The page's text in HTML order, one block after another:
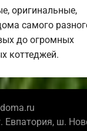
оригинальные,
самого
до огромных
коттеджей.
Евпатория, ш.